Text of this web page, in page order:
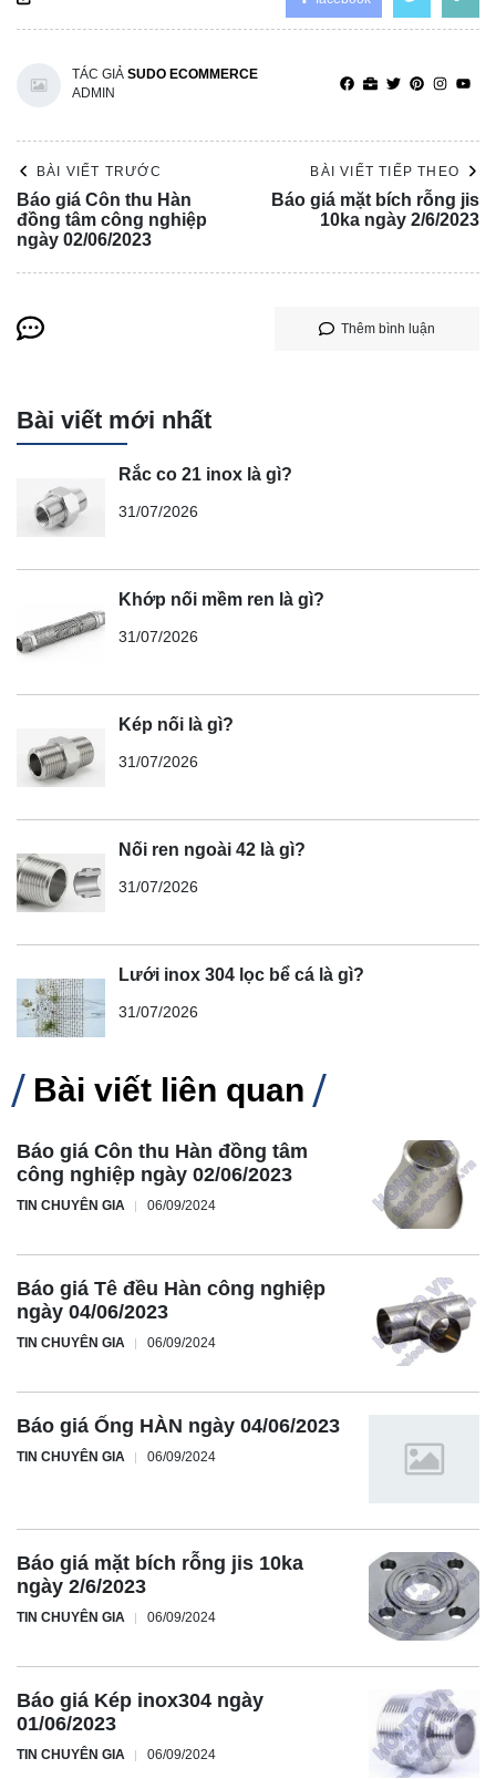
TÁC GIẢ SUDO ECOMMERCE
ADMIN
BÀI VIẾT TRƯỚC
Báo giá Côn thu Hàn
đồng tâm công nghiệp
ngày 02/06/2023
BÀI VIẾT TIẾP THEO
Báo giá mặt bích rỗng jis
10ka ngày 2/6/2023
Thêm bình luận
Bài viết mới nhất
Rắc co 21 inox là gì?
31/07/2026
Khớp nối mềm ren là gì?
31/07/2026
Kép nối là gì?
31/07/2026
Nối ren ngoài 42 là gì?
31/07/2026
Lưới inox 304 lọc bể cá là gì?
31/07/2026
Bài viết liên quan
Báo giá Côn thu Hàn đồng tâm
công nghiệp ngày 02/06/2023
TIN CHUYÊN GIA 06/09/2024
Báo giá Tê đều Hàn công nghiệp
ngày 04/06/2023
TIN CHUYÊN GIA 06/09/2024
Báo giá Ống HÀN ngày 04/06/2023
TIN CHUYÊN GIA 06/09/2024
Báo giá mặt bích rỗng jis 10ka
ngày 2/6/2023
TIN CHUYÊN GIA 06/09/2024
Báo giá Kép inox304 ngày
01/06/2023
TIN CHUYÊN GIA 06/09/2024